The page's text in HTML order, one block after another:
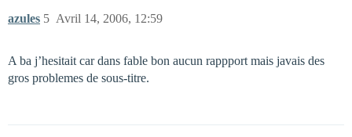
azules Avril 14, 2006, 12:59
5
A ba j’hesitait car dans fable bon aucun rappport mais javais des
gros problemes de sous-titre.